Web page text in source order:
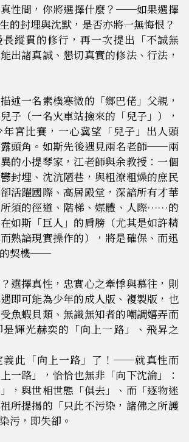
性間，你將選擇什麼？──如果選擇
的封埋與沈默，是否亦將一無悔恨？
縱貫的修行，再一次提出「不誠無
出諸真誠、懇切真實的修法、行法，
述一名素樸寒微的「鄉巴佬」父親，
子（一名火車站撿來的「兒子」），
宮比賽，一心冀望「兒子」出人頭
頭角。如斯先後遇見兩名老師──兩
的小提琴家，江老師與余教授：一個
封埋、沈沆陋巷，與粗潦粗燥的庶民
活躍國際、高居殿堂，深諳所有才華
須的徑道、階梯、媒體、人際……的
如斯「巨人」的肩膀（尤其是如許精
熟諳現實操作的），將是確保、而迅
的契機──
選擇真性，忠實心之牽悸與慕往，則
遇即可能為少年的成人版、複製版，也
魚蝦貝類、無識無知者的嘲調嬉弄而
輝光赫奕的「向上一路」、飛昇之
義此「向上一路」了！──就真性而
一路」，恰恰也無非「向下沈淪」：
，與世相世態「俱去」、而「逐物迷
所提揭的「只此不污染，諸佛之所護
污，即失卻。